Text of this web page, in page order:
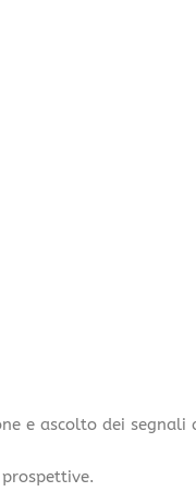
e ascolto dei segnali